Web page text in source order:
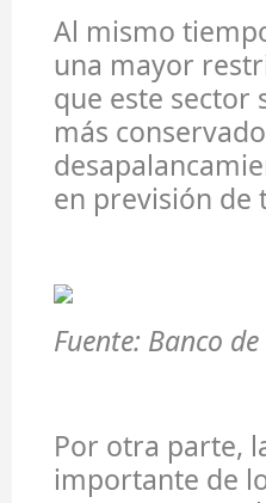
Al mismo
una mayor
que este sector
más
en previsión de
Fuente: Banco
Por otra parte,
importante de